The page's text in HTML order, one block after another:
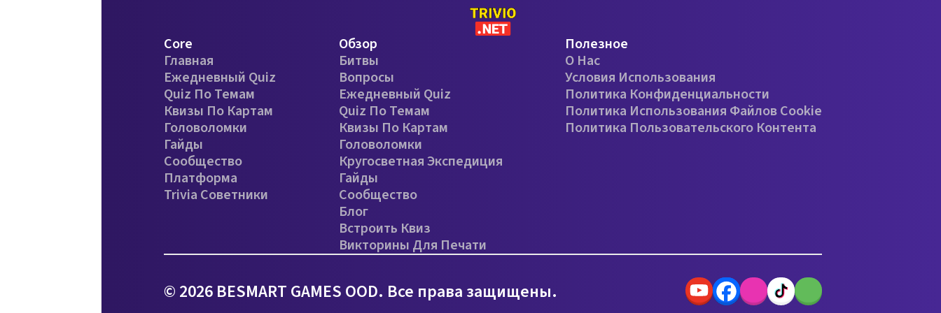
Core
Главная
Ежедневный Quiz
Quiz По Темам
Квизы По Картам
Головоломки
Гайды
Сообщество
Платформа
Trivia Советники
Обзор
Битвы
Вопросы
Ежедневный Quiz
Quiz По Темам
Квизы По Картам
Головоломки
Кругосветная Экспедиция
Гайды
Сообщество
Блог
Встроить Квиз
Викторины Для Печати
Полезное
О Нас
Условия Использования
Политика Конфиденциальности
Политика Использования Файлов Cookie
Политика Пользовательского Контента
© 2026 BESMART GAMES OOD. Все права защищены.